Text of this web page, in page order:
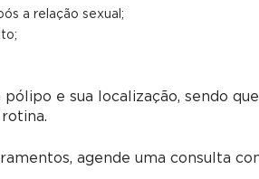
a relação sexual;
e sua localização, sendo
agende uma consulta